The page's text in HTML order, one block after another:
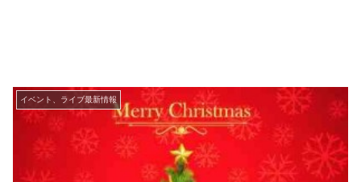
イベント、ライブ最新情報